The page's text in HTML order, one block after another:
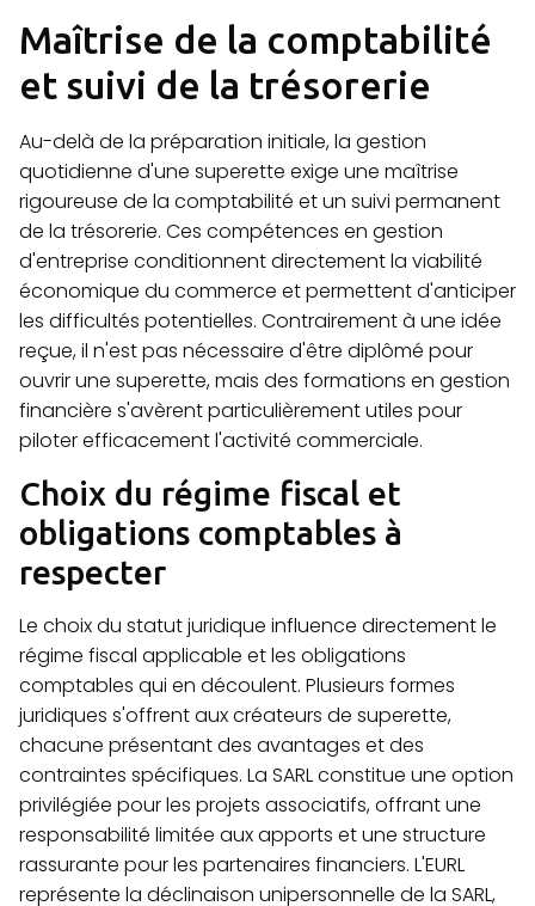
Maîtrise de la comptabilité
et suivi de la trésorerie
Au-delà de la préparation initiale, la gestion
quotidienne d'une superette exige une maîtrise
rigoureuse de la comptabilité et un suivi permanent
de la trésorerie. Ces compétences en gestion
d'entreprise conditionnent directement la viabilité
économique du commerce et permettent d'anticiper
les difficultés potentielles. Contrairement à une idée
reçue, il n'est pas nécessaire d'être diplômé pour
ouvrir une superette, mais des formations en gestion
financière s'avèrent particulièrement utiles pour
piloter efficacement l'activité commerciale.
Choix du régime fiscal et
obligations comptables à
respecter
Le choix du statut juridique influence directement le
régime fiscal applicable et les obligations
comptables qui en découlent. Plusieurs formes
juridiques s'offrent aux créateurs de superette,
chacune présentant des avantages et des
contraintes spécifiques. La SARL constitue une option
privilégiée pour les projets associatifs, offrant une
responsabilité limitée aux apports et une structure
rassurante pour les partenaires financiers. L'EURL
représente la déclinaison unipersonnelle de la SARL,